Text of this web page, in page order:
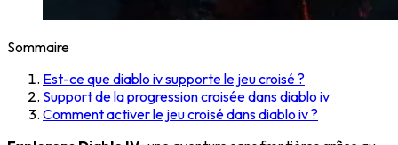
Sommaire
Est-ce que diablo iv supporte le jeu croisé ?
Support de la progression croisée dans diablo iv
Comment activer le jeu croisé dans diablo iv ?